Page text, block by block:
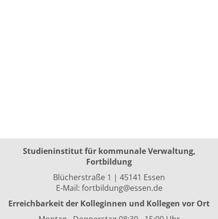
Studieninstitut für kommunale Verwaltung,
Fortbildung
Blücherstraße 1 | 45141 Essen
E-Mail: fortbildung@essen.de
Erreichbarkeit der Kolleginnen und Kollegen vor Ort